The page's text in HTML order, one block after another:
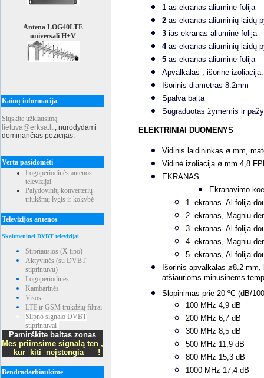
Antena LOG40LTE
universali H+V
Kainų informacija
Siųskite užklausimą
lietuva@erksa.lt , nurodydami
dominančias pozicijas.
Verta pasidomėti
Logoperiodinės antenos
televizijai
Palydovinių konverterių
triukšmų lygis ir kokybė
Televizijos antenos
Skaitmeninei DVBT televizijai
Stipriausios (X tipo)
Aktyvinės (su DVBT
stiprintuvu)
Logoperiodinės
Kambarinės
Visos
LTE ir GSM trukdžių filtrai
Silpno signalo DVBT
stiprintuvai
Pamirškite baltas zonas
Mes priimsime signalą ten ,
kur kiti neįstengia !
Bendradarbiaukime
1-as ekranas aliuminė folija
2-as ekranas aliuminių laidų
3-ias ekranas aliuminė folija
4-as ekranas aliuminių laidų
5-as ekranas aliuminė folija
Apvalkalas , išorinė
Išorinis diametras 8.2mm
Spalva balta
Sugraduotas žymėmis ir
ELEKTRINIAI DUOMENYS
Vidinis laidininkas ø mm,
Vidinė izoliacija ø mm 4,8
EKRANAS
Ekranavimo
1. ekranas Al-folija
2. ekranas, Magniu
3. ekranas Al-folija
4. ekranas, Magniu
5. ekranas, Al-folija
Išorinis apvalkalas ø8.2
atšiaurioms minusinėms
Slopinimas prie 20 ºC (dB/
100 MHz 4,9 dB
200 MHz 6,7 dB
300 MHz 8,5 dB
500 MHz 11,9 dB
800 MHz 15,3 dB
1000 MHz 17,4 dB